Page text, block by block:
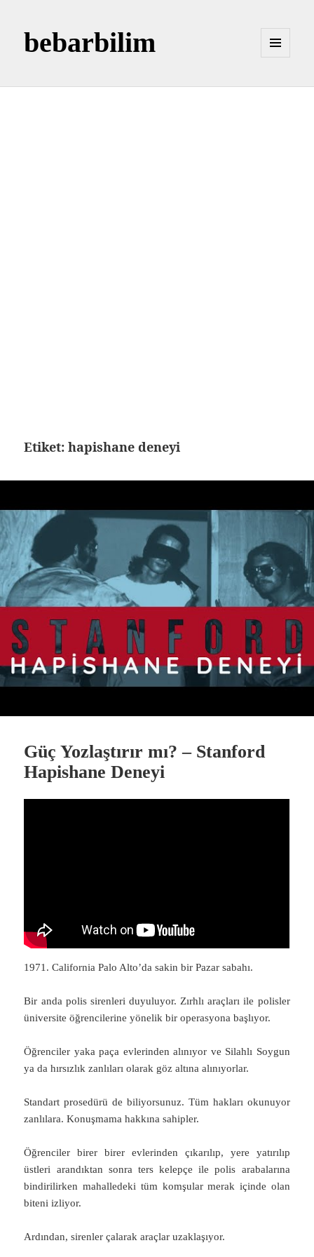
bebarbilim
BILEŞENLER
Etiket:hapishane deneyi
Güç Yozlaştırır mı? – Stanford
Hapishane Deneyi
1971. California Palo Alto’da sakin bir Pazar sabahı.
Bir anda polis sirenleri duyuluyor. Zırhlı araçları ile polisler
üniversite öğrencilerine yönelik bir operasyona başlıyor.
Öğrenciler yaka paça evlerinden alınıyor ve Silahlı Soygun
ya da hırsızlık zanlıları olarak göz altına alınıyorlar.
Standart prosedürü de biliyorsunuz. Tüm hakları okunuyor
zanlılara. Konuşmama hakkına sahipler.
Öğrenciler birer birer evlerinden çıkarılıp, yere yatırılıp
üstleri arandıktan sonra ters kelepçe ile polis arabalarına
bindirilirken mahalledeki tüm komşular merak içinde olan
biteni izliyor.
Ardından, sirenler çalarak araçlar uzaklaşıyor.